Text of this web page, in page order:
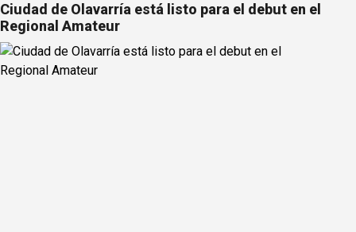
Ciudad de Olavarría está listo para el debut en el
Regional Amateur